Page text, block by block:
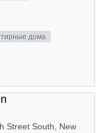
дома
Street South, New